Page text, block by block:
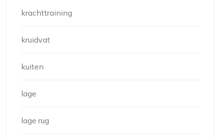
krachttraining
kruidvat
kuiten
lage
lage rug